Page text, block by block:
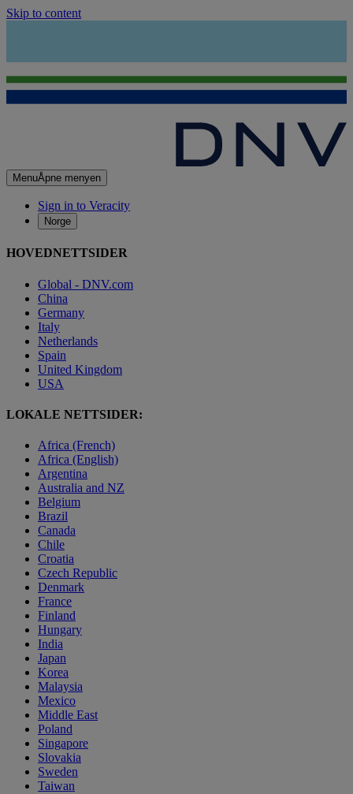
Skip to content
MenuÅpne menyen
Sign in to Veracity
Norge
HOVEDNETTSIDER
Global - DNV.com
China
Germany
Italy
Netherlands
Spain
United Kingdom
USA
LOKALE NETTSIDER:
Africa (French)
Africa (English)
Argentina
Australia and NZ
Belgium
Brazil
Canada
Chile
Croatia
Czech Republic
Denmark
France
Finland
Hungary
India
Japan
Korea
Malaysia
Mexico
Middle East
Poland
Singapore
Slovakia
Sweden
Taiwan